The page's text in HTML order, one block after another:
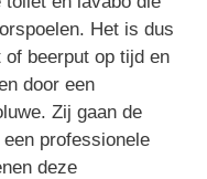
Het is dus
beerput op tijd en
door een
Zij gaan de
professionele
deze